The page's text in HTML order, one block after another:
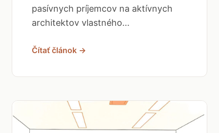
pasívnych príjemcov na aktívnych
architektov vlastného...
Čítať článok →